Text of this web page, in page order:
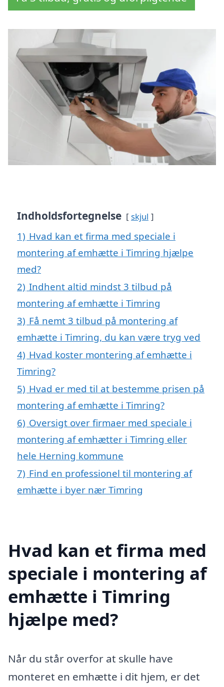
Indholdsfortegnelse skjul
1) Hvad kan et firma med speciale i
montering af emhætte i Timring hjælpe
med?
2) Indhent altid mindst 3 tilbud på
montering af emhætte i Timring
3) Få nemt 3 tilbud på montering af
emhætte i Timring, du kan være tryg ved
4) Hvad koster montering af emhætte i
Timring?
5) Hvad er med til at bestemme prisen på
montering af emhætte i Timring?
6) Oversigt over firmaer med speciale i
montering af emhætter i Timring eller
hele Herning kommune
7) Find en professionel til montering af
emhætte i byer nær Timring
Hvad kan et firma med
speciale i montering af
emhætte i Timring
hjælpe med?
Når du står overfor at skulle have
monteret en emhætte i dit hjem, er det